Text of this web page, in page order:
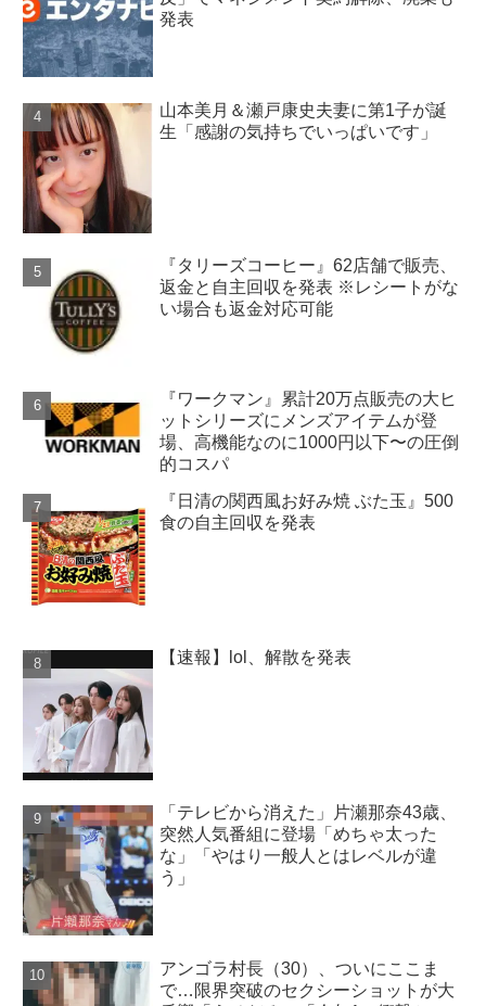
発表
山本美月＆瀬戸康史夫妻に第1子が誕
生「感謝の気持ちでいっぱいです」
『タリーズコーヒー』62店舗で販売、
返金と自主回収を発表 ※レシートがな
い場合も返金対応可能
『ワークマン』累計20万点販売の大ヒ
ットシリーズにメンズアイテムが登
場、高機能なのに1000円以下〜の圧倒
的コスパ
『日清の関西風お好み焼 ぶた玉』500
食の自主回収を発表
【速報】lol、解散を発表
「テレビから消えた」片瀬那奈43歳、
突然人気番組に登場「めちゃ太った
な」「やはり一般人とはレベルが違
う」
アンゴラ村長（30）、ついにここま
で…限界突破のセクシーショットが大